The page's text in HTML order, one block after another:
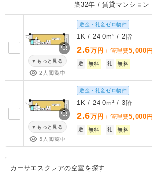
築32年 / 賃貸マンション
もっと見る
2人閲覧中
敷金・礼金ゼロ物件
1K / 24.0m² / 2階
2.6万円 ＋管理費5,000 円
敷 無料 礼 無料
もっと見る
3人閲覧中
敷金・礼金ゼロ物件
1K / 24.0m² / 3階
2.6万円 ＋管理費5,000 円
敷 無料 礼 無料
カーサエスクレアの空室を探す